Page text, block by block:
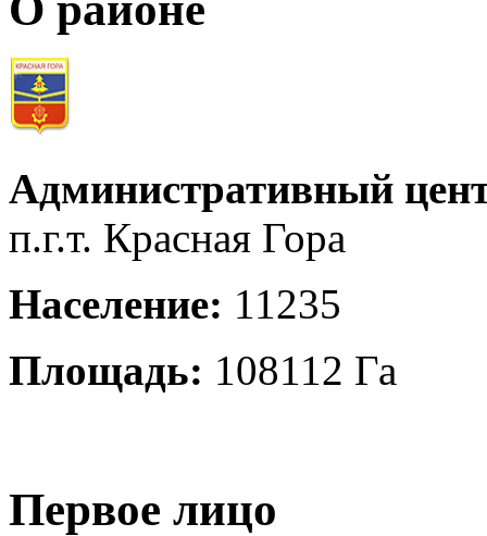
Административный
п.г.т. Красная Гора
Население: 11235
Площадь: 108112 Га
Первое лицо